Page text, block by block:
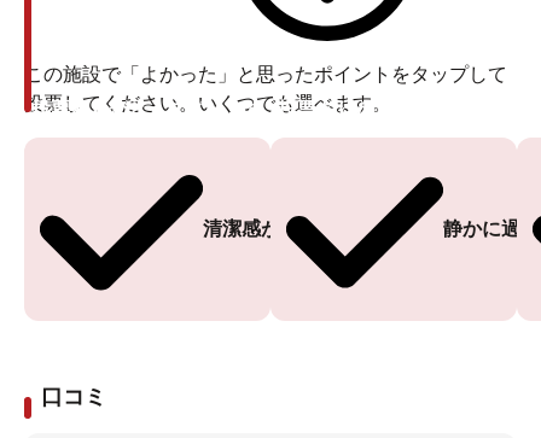
この施設で「よかった」と思ったポイントをタップして
投票してください。いくつでも選べます。
清潔感がある
投票ありがとうございます
静かに過
投票ありがとうございます
口コミ